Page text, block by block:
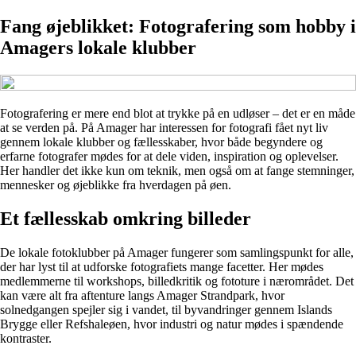
Fang øjeblikket: Fotografering som hobby i
Amagers lokale klubber
Fotografering er mere end blot at trykke på en udløser – det er en måde
at se verden på. På Amager har interessen for fotografi fået nyt liv
gennem lokale klubber og fællesskaber, hvor både begyndere og
erfarne fotografer mødes for at dele viden, inspiration og oplevelser.
Her handler det ikke kun om teknik, men også om at fange stemninger,
mennesker og øjeblikke fra hverdagen på øen.
Et fællesskab omkring billeder
De lokale fotoklubber på Amager fungerer som samlingspunkt for alle,
der har lyst til at udforske fotografiets mange facetter. Her mødes
medlemmerne til workshops, billedkritik og fototure i nærområdet. Det
kan være alt fra aftenture langs Amager Strandpark, hvor
solnedgangen spejler sig i vandet, til byvandringer gennem Islands
Brygge eller Refshaleøen, hvor industri og natur mødes i spændende
kontraster.